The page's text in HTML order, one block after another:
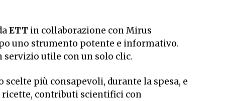
ETT in collaborazione con Mirus
uno strumento potente e informativo.
utile con un solo clic.
più consapevoli, durante la spesa, e
ricette, contributi scientifici con